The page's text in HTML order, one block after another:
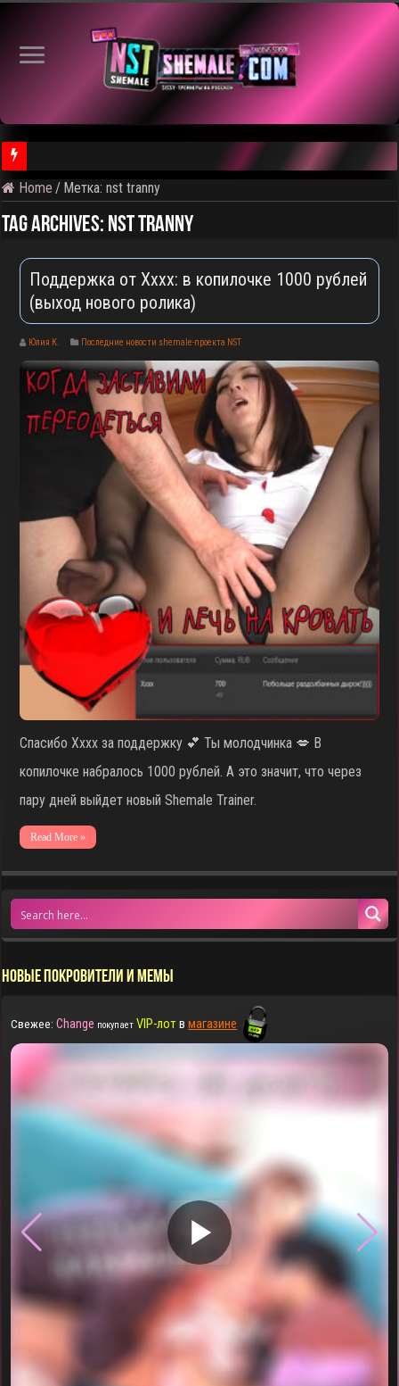
⚠️ Результаты голосования и тема следующего откртытого
Home / Метка:nst tranny
Tag Archives: nst tranny
Поддержка от Xxxx: в копилочке 1000 рублей
(выход нового ролика)
Юлия К. Последние новости shemale-проекта NST
Спасибо Xxxx за поддержку 💕 Ты молодчинка 💋 В
копилочке набралось 1000 рублей. А это значит, что через
пару дней выйдет новый Shemale Trainer.
Read More »
НОВЫЕ ПОКРОВИТЕЛИ И МЕМЫ
Свежее: Change покупает VIP-лотвмагазине
▶